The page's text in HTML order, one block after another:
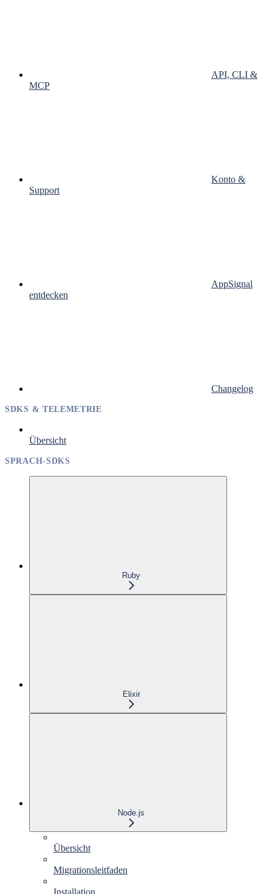
API, CLI &
MCP
Konto &
Support
AppSignal
entdecken
Changelog
SDKS & TELEMETRIE
Übersicht
SPRACH-SDKS
Ruby
Elixir
Node.js
Übersicht
Migrationsleitfaden
Installation